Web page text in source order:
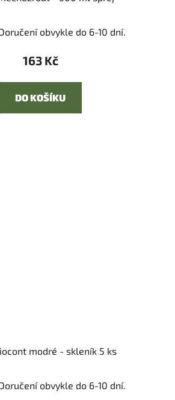
obvykle do 6-10 dní.
163 Kč
DO KOŠÍKU
modré - skleník 5 ks
obvykle do 6-10 dní.